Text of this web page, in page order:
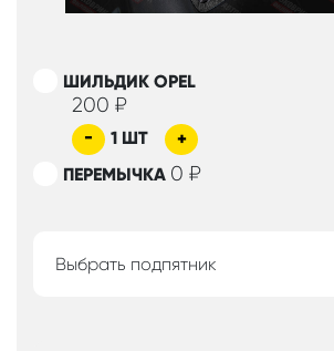
ШИЛЬДИК OPEL
200 ₽
- 1 ШТ
+
ПЕРЕМЫЧКА 0 ₽
Выбрать подпятник